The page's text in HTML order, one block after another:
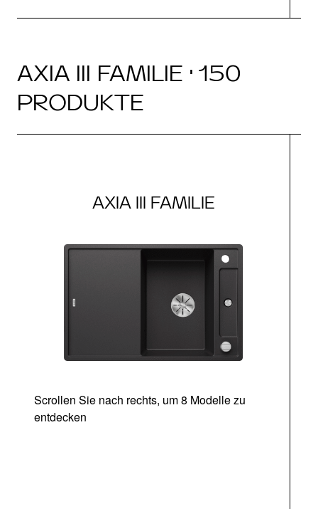
AXIA III FAMILIE · 150
PRODUKTE
AXIA III FAMILIE
Scrollen Sie nach rechts, um 8 Modelle zu
entdecken